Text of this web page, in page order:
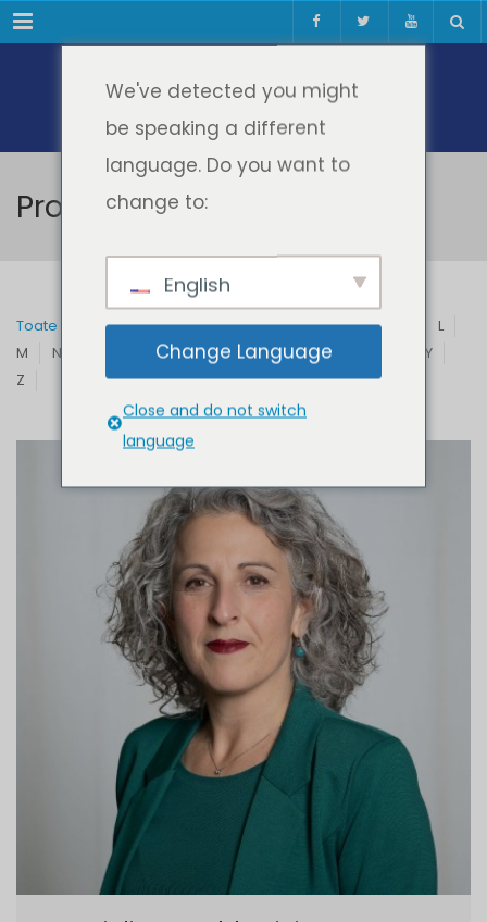
Meniul
Profesori & Invitați
Toate B C D E F G H I J
L
M
N Q R S T U V
Y
Z
We've detected you might
be speaking a different
language. Do you want to
change to:
English
Change Language
Close and do not switch
language